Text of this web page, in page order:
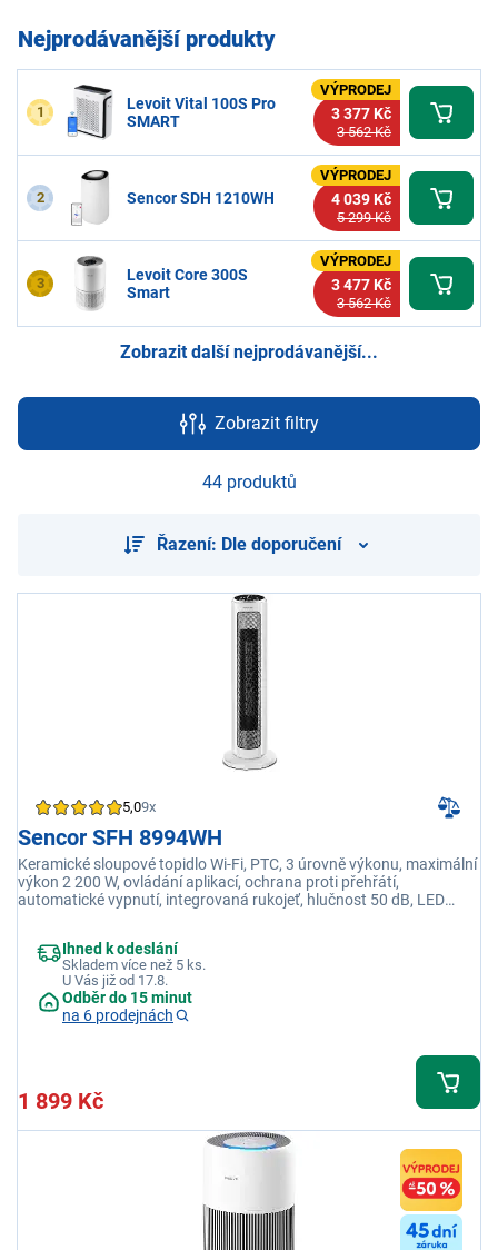
Nejprodávanější produkty
1
Levoit Vital 100S Pro
SMART
VÝPRODEJ
3 377 Kč
3 562 Kč
2 Sencor SDH 1210WH
VÝPRODEJ
4 039 Kč
5 299 Kč
3
Levoit Core 300S
Smart
VÝPRODEJ
3 477 Kč
3 562 Kč
Zobrazit další nejprodávanější...
Zobrazit filtry
44 produktů
Řazení: Dle doporučení
5,09x
Sencor SFH 8994WH
Keramické sloupové topidlo Wi-Fi, PTC, 3 úrovně výkonu, maximální
výkon 2 200 W, ovládání aplikací, ochrana proti přehřátí,
automatické vypnutí, integrovaná rukojeť, hlučnost 50 dB, LED
Ihned k odeslání
Skladem více než 5 ks.
U Vás již od 17.8.
Odběr do 15 minut
na 6 prodejnách
1 899 Kč